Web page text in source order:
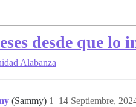
desde que lo
Alabanza
(Sammy) 14 Septiembre,
1